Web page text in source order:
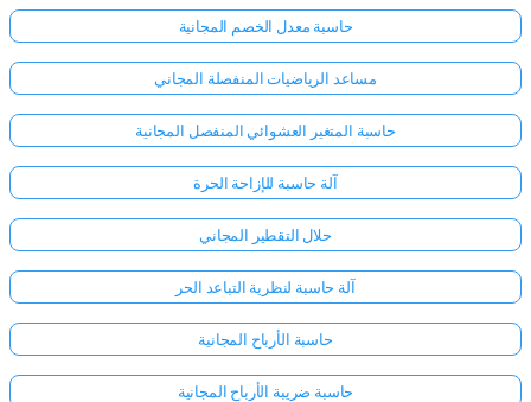
حاسبة معدل الخصم المجانية
مساعد الرياضيات المنفصلة المجاني
حاسبة المتغير العشوائي المنفصل المجانية
آلة حاسبة للإزاحة الحرة
حلال التقطير المجاني
آلة حاسبة لنظرية التباعد الحر
حاسبة الأرباح المجانية
حاسبة ضريبة الأرباح المجانية